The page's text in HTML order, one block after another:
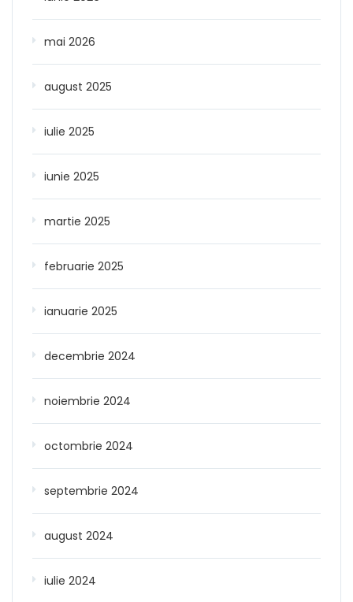
mai 2026
august 2025
iulie 2025
iunie 2025
martie 2025
februarie 2025
ianuarie 2025
decembrie 2024
noiembrie 2024
octombrie 2024
septembrie 2024
august 2024
iulie 2024